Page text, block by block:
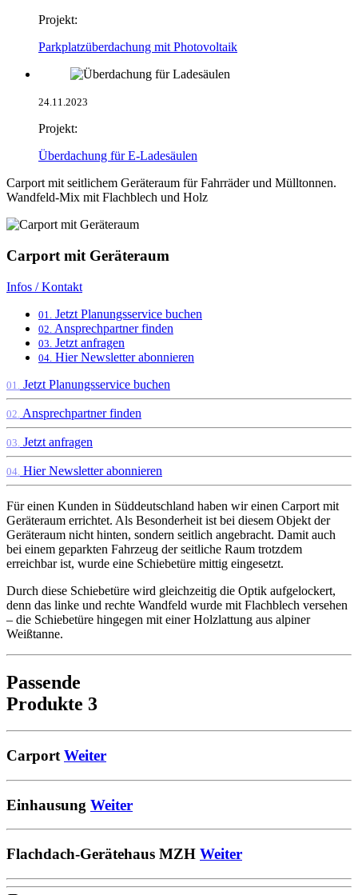
Projekt:
Parkplatzüberdachung mit Photovoltaik
24.11.2023
Projekt:
Überdachung für E-Ladesäulen
Carport mit seitlichem Geräteraum für Fahrräder und Mülltonnen.
Wandfeld-Mix mit Flachblech und Holz
Carport mit Geräteraum
Infos / Kontakt
01. Jetzt Planungsservice buchen
02. Ansprechpartner finden
03. Jetzt anfragen
04. Hier Newsletter abonnieren
01. Jetzt Planungsservice buchen
02. Ansprechpartner finden
03. Jetzt anfragen
04. Hier Newsletter abonnieren
Für einen Kunden in Süddeutschland haben wir einen Carport mit
Geräteraum errichtet. Als Besonderheit ist bei diesem Objekt der
Geräteraum nicht hinten, sondern seitlich angebracht. Damit auch
bei einem geparkten Fahrzeug der seitliche Raum trotzdem
erreichbar ist, wurde eine Schiebetüre mittig eingesetzt.
Durch diese Schiebetüre wird gleichzeitig die Optik aufgelockert,
denn das linke und rechte Wandfeld wurde mit Flachblech versehen
– die Schiebetüre hingegen mit einer Holzlattung aus alpiner
Weißtanne.
Passende
Produkte 3
Carport Weiter
Einhausung Weiter
Flachdach-Gerätehaus MZH Weiter